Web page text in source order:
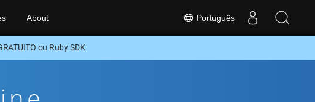
Português
About
ou Ruby SDK